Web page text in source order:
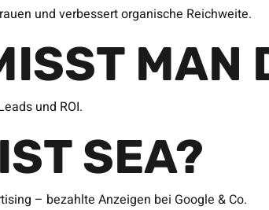
und verbessert organische Reichweite.
MAN
und ROI.
SEA?
– bezahlte Anzeigen bei Google & Co.